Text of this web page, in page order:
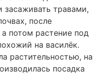
засаживать травами,
после
потом растение под
на василёк.
растительностью, на
посадка